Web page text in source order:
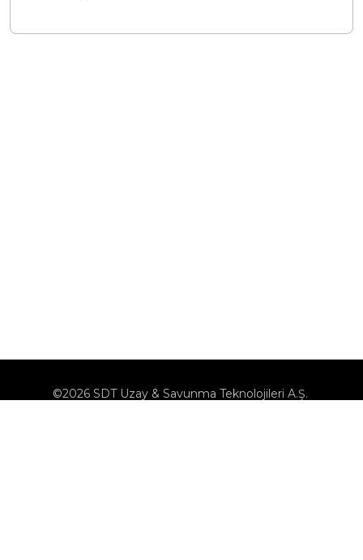
©2026 SDT Uzay & Savunma Teknolojileri A.Ş.